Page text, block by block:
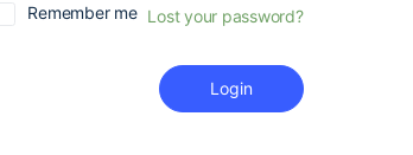
Remember me Lost your password?
Login